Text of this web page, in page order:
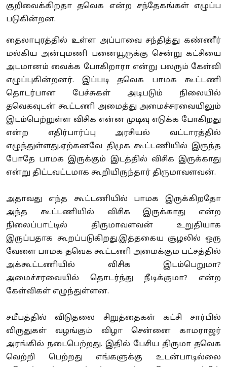
குறிவைக்கிறதா தவெக என்ற சந்தேகங்கள் எழுப்ப
படுகின்றன.
தைலாபுரத்தில் உள்ள அப்பாவை சந்தித்து கண்ணீர்
மல்கிய அன்புமணி பனையூருக்கு சென்று கட்சியை
அடமானம் வைக்க போகிறாரா என்று பலரும் கேள்வி
எழுப்புகின்றனர். இப்படி தவெக பாமக கூட்டணி
தொடர்பான பேச்சுகள் அடிபடும் நிலையில்
தவெகவுடன் கூட்டணி அமைத்து அமைச்சரவையிலும்
இடம்பெற்றுள்ள விசிக என்ன முடிவு எடுக்க போகிறது
என்ற எதிர்பார்ப்பு அரசியல் வட்டாரத்தில்
எழுந்துள்ளது.ஏற்கனவே திமுக கூட்டணியில் இருந்த
போதே பாமக இருக்கும் இடத்தில் விசிக இருக்காது
என்று திட்டவட்டமாக கூறியிருந்தார் திருமாவளவன்.
அதாவது எந்த கூட்டணியில் பாமக இருக்கிறதோ
அந்த கூட்டணியில் விசிக இருக்காது என்ற
நிலைப்பாட்டில் திருமாவளவன் உறுதியாக
இருப்பதாக கூறப்படுகிறது.இத்தகைய சூழலில் ஒரு
வேளை பாமக தவெக கூட்டணி அமைக்கும பட்சத்தில்
அக்கூட்டணியில் விசிக இடம்பெறுமா?
அமைச்சரவையில் தொடர்ந்து நீடிக்குமா? என்ற
கேள்விகள் எழுந்துள்ளன.
சமீபத்தில் விடுதலை சிறுத்தைகள் கட்சி சார்பில்
விருதுகள் வழங்கும் விழா சென்னை காமராஜர்
அரங்கில் நடைபெற்றது. இதில் பேசிய திருமா தவெக
வெற்றி பெற்றது எங்களுக்கு உடன்பாடில்லை